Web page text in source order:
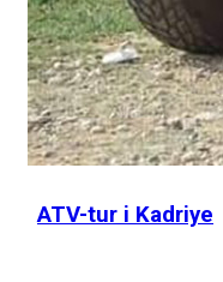
ATV-tur i Kadriye